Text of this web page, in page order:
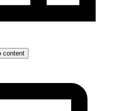
content